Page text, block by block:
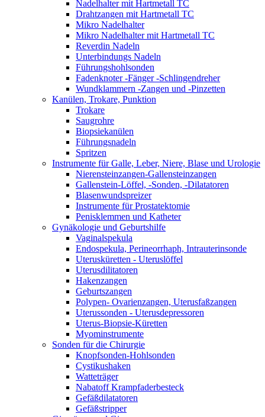
Nadelhalter mit Hartmetall TC
Drahtzangen mit Hartmetall TC
Mikro Nadelhalter
Mikro Nadelhalter mit Hartmetall TC
Reverdin Nadeln
Unterbindungs Nadeln
Führungshohlsonden
Fadenknoter -Fänger -Schlingendreher
Wundklammern -Zangen und -Pinzetten
Kanülen, Trokare, Punktion
Trokare
Saugrohre
Biopsiekanülen
Führungsnadeln
Spritzen
Instrumente für Galle, Leber, Niere, Blase und Urologie
Nierensteinzangen-Gallensteinzangen
Gallenstein-Löffel, -Sonden, -Dilatatoren
Blasenwundspreizer
Instrumente für Prostatektomie
Penisklemmen und Katheter
Gynäkologie und Geburtshilfe
Vaginalspekula
Endospekula, Perineorrhaph, Intrauterinsonde
Uterusküretten - Uteruslöffel
Uterusdilitatoren
Hakenzangen
Geburtszangen
Polypen- Ovarienzangen, Uterusfaßzangen
Uterussonden - Uterusdepressoren
Uterus-Biopsie-Küretten
Myominstrumente
Sonden für die Chirurgie
Knopfsonden-Hohlsonden
Cystikushaken
Watteträger
Nabatoff Krampfaderbesteck
Gefäßdilatatoren
Gefäßstripper